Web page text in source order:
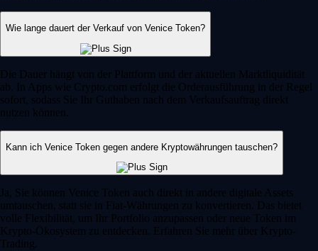
Wie lange dauert der Verkauf von Venice Token?
Die Dauer hängt von der Plattform und der aktuellen Marktliquidität
ab. In Apps wie Crypto.com erfolgt die Orderausführung in der Regel
sofort, sodass Sie Ihr Guthaben nach dem Verkaufsauftrag direkt
nutzen können.
Kann ich Venice Token gegen andere Kryptowährungen tauschen?
Ja, Sie können Venice Token auch direkt in andere digitale Assets
umtauschen, statt sie in Fiat-Währungen zu konvertieren. Das bietet
volle Flexibilität, um Ihr Portfolio anzupassen oder neue Token im
Krypto-Ökosystem zu entdecken. Erfahren Sie mehr über Krypto-
Trading.